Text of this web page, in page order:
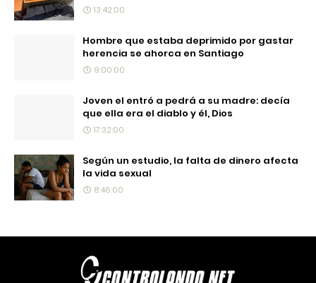
13:42:00
Hombre que estaba deprimido por gastar
herencia se ahorca en Santiago
9:00:00
Joven el entró a pedrá a su madre: decía
que ella era el diablo y él, Dios
17:32:00
Según un estudio, la falta de dinero afecta
la vida sexual
8:46:00